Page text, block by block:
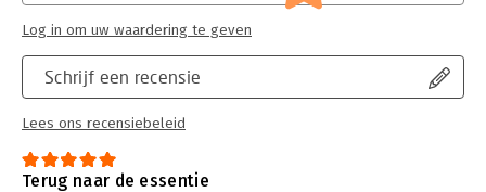
Schrijf een recensie
Lees ons recensiebeleid
Log in om uw waardering te geven
Terug naar de essentie